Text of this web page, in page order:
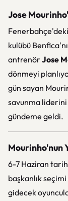
Jose
kulübü
antrenörJose
dönmeyi
gün sayan
savunma liderini
gündeme geldi.
Mourinho'nun
6-7 Haziran
başkanlık
gidecek